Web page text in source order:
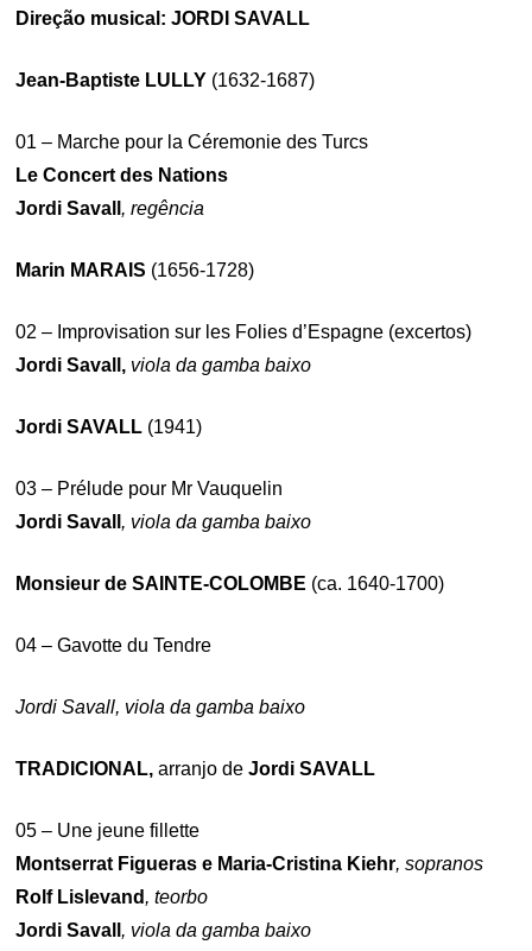
Direção musical: JORDI SAVALL
Jean-Baptiste LULLY (1632-1687)
01 – Marche pour la Céremonie des Turcs
Le Concert des Nations
Jordi Savall, regência
Marin MARAIS (1656-1728)
02 – Improvisation sur les Folies d’Espagne (excertos)
Jordi Savall, viola da gamba baixo
Jordi SAVALL (1941)
03 – Prélude pour Mr Vauquelin
Jordi Savall, viola da gamba baixo
Monsieur de SAINTE-COLOMBE (ca. 1640-1700)
04 – Gavotte du Tendre
Jordi Savall, viola da gamba baixo
TRADICIONAL,arranjo deJordi SAVALL
05 – Une jeune fillette
Montserrat Figueras e Maria-Cristina Kiehr, sopranos
Rolf Lislevand, teorbo
Jordi Savall, viola da gamba baixo